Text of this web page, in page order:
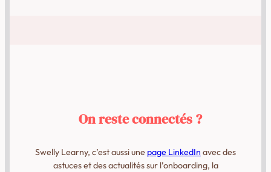
On reste connectés ?
Swelly Learny, c’est aussi une page LinkedIn avec des
astuces et des actualités sur l’onboarding, la